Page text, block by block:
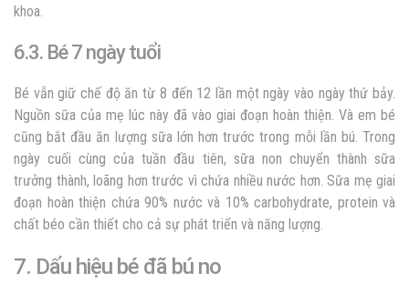
khoa.
6.3. Bé 7 ngày tuổi
Bé vẫn giữ chế độ ăn từ 8 đến 12 lần một ngày vào ngày thứ bảy.
Nguồn sữa của mẹ lúc này đã vào giai đoạn hoàn thiện. Và em bé
cũng bắt đầu ăn lượng sữa lớn hơn trước trong mỗi lần bú. Trong
ngày cuối cùng của tuần đầu tiên, sữa non chuyển thành sữa
trưởng thành, loãng hơn trước vì chứa nhiều nước hơn. Sữa mẹ giai
đoạn hoàn thiện chứa 90% nước và 10% carbohydrate, protein và
chất béo cần thiết cho cả sự phát triển và năng lượng.
7. Dấu hiệu bé đã bú no